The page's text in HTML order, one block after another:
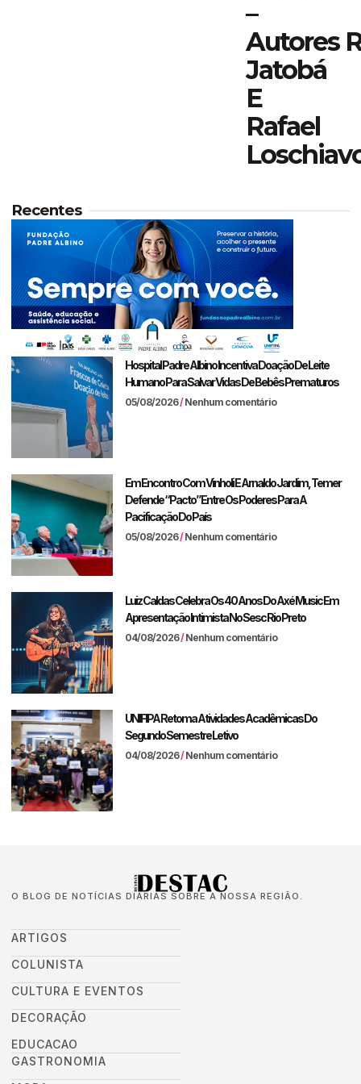
–
Autores
Jatobá
E
Rafael
Recentes
Hospital Padre Albino Incentiva Doação De Leite
Humano Para Salvar Vidas De Bebês Prematuros
05/08/2026 Nenhum comentário
Em Encontro Com Vinholi E Arnaldo Jardim, Temer
Defende “pacto” Entre Os Poderes Para A
Pacificação Do País
05/08/2026 Nenhum comentário
Luiz Caldas Celebra Os 40 Anos Do Axé Music Em
Apresentação Intimista No Sesc Rio Preto
04/08/2026 Nenhum comentário
UNIFIPA Retoma Atividades Acadêmicas Do
Segundo Semestre Letivo
04/08/2026 Nenhum comentário
O BLOG DE NOTÍCIAS DIÁRIAS SOBRE A NOSSA REGIÃO.
ARTIGOS
COLUNISTA
CULTURA E EVENTOS
DECORAÇÃO
EDUCACAO
GASTRONOMIA